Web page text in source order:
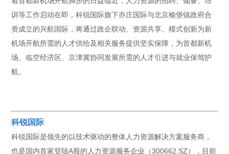
训等工作启动在即，科锐国际旗下亦庄国际与北京榆垡镇政府合
资成立的兴航国际，将通过政企联动、资源共享、模式创新为新
机场开航所需的人才供给及相关服务提供坚实保障，为首都新机
场、临空经济区、京津冀协同发展所需的人才引进与就业保驾护
航。
科锐国际
科锐国际是领先的以技术驱动的整体人力资源解决方案服务商，
也是国内首家登陆A股的人力资源服务企业（300662.SZ），目前